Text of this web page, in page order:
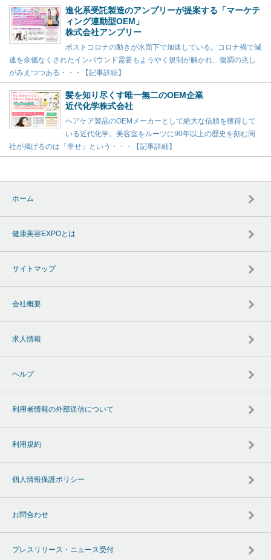
進化系受託製造のアンプリーが提案する「マーケテ
ィング連動型OEM」
株式会社アンプリー
ポストコロナの動きが水面下で加速している。コロナ禍で減
速を余儀なくされたインバウンド需要もようやく規制が解かれ、復調の兆し
がみえつつある・・・【記事詳細】
髪を知り尽くす唯一無二のOEM企業
近代化学株式会社
ヘアケア製品のOEMメーカーとして絶大な信頼を獲得して
いる近代化学。美容室をルーツに90年以上の歴史を刻む同
社が掲げるのは「幸せ」という・・・【記事詳細】
ホーム
健康美容EXPOとは
サイトマップ
会社概要
求人情報
ヘルプ
利用者情報の外部送信について
利用規約
個人情報保護ポリシー
お問合わせ
プレスリリース・ニュース受付